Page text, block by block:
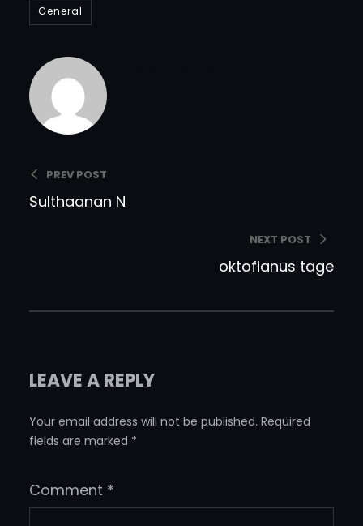
General
PREV POST
Sulthaanan N
NEXT POST
oktofianus tage
LEAVE A REPLY
Your email address will not be published. Required
fields are marked *
Comment *